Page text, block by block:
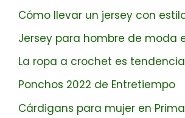
Cómo llevar un jersey con
Jersey para hombre de moda
La ropa a crochet es
Ponchos 2022 de Entretiempo
Cárdigans para mujer en